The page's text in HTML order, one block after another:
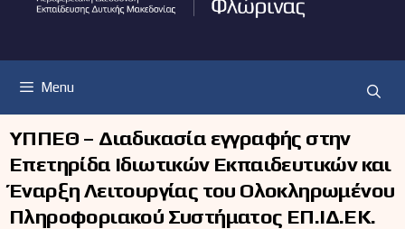
Menu
ΥΠΠΕΘ – Διαδικασία εγγραφής στην
Επετηρίδα Ιδιωτικών Εκπαιδευτικών και
Έναρξη Λειτουργίας του Ολοκληρωμένου
Πληροφοριακού Συστήματος ΕΠ.ΙΔ.ΕΚ.